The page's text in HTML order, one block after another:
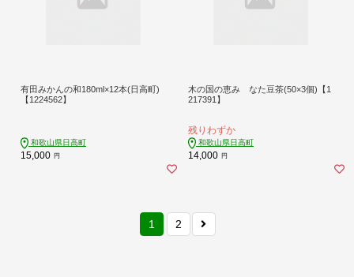
有田みかんの和180ml×12本(日高町)
【1224562】
和歌山県日高町
15,000 円
木の国の恵み なた豆茶(50×3個)【1
217391】
残りわずか
和歌山県日高町
14,000 円
1 2